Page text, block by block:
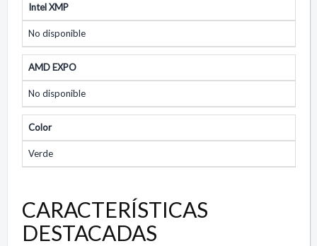
Intel XMP
No disponible
AMD EXPO
No disponible
Color
Verde
CARACTERÍSTICAS
DESTACADAS